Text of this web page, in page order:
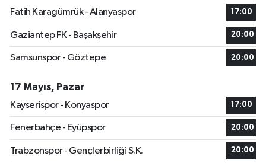
Fatih Karagümrük - Alanyaspor
17:00
Gaziantep FK - Başakşehir 20:00
Samsunspor - Göztepe 20:00
17 Mayıs, Pazar
Kayserispor - Konyaspor
17:00
Fenerbahçe - Eyüpspor 20:00
Trabzonspor - Gençlerbirliği S.K. 20:00